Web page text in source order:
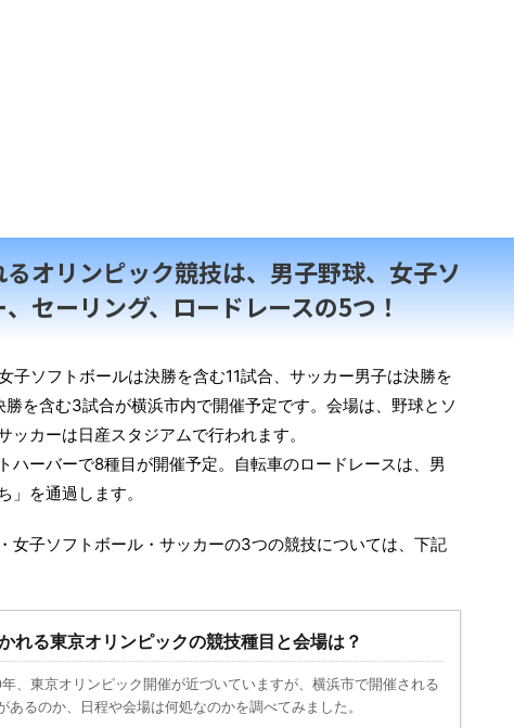
オリンピック競技は、男子野球、女子ソ
セーリング、ロードレースの5つ！
子ソフトボールは決勝を含む11試合、サッカー男子は決勝を
を含む3試合が横浜市内で開催予定です。会場は、野球とソ
カーは日産スタジアムで行われます。
ハーバーで8種目が開催予定。自転車のロードレースは、男
」を通過します。
女子ソフトボール・サッカーの3つの競技については、下記
れる東京オリンピックの競技種目と会場は？
、東京オリンピック開催が近づいていますが、横浜市で開催される
あるのか、日程や会場は何処なのかを調べてみました。